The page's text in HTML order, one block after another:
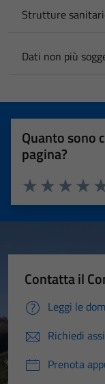
Strutture
Dati non più
Quanto sono
pagina?
Valuta 3
Valuta 2
Valuta 1 stelle su
Contatta il
Leggi le
Richiedi
Prenota